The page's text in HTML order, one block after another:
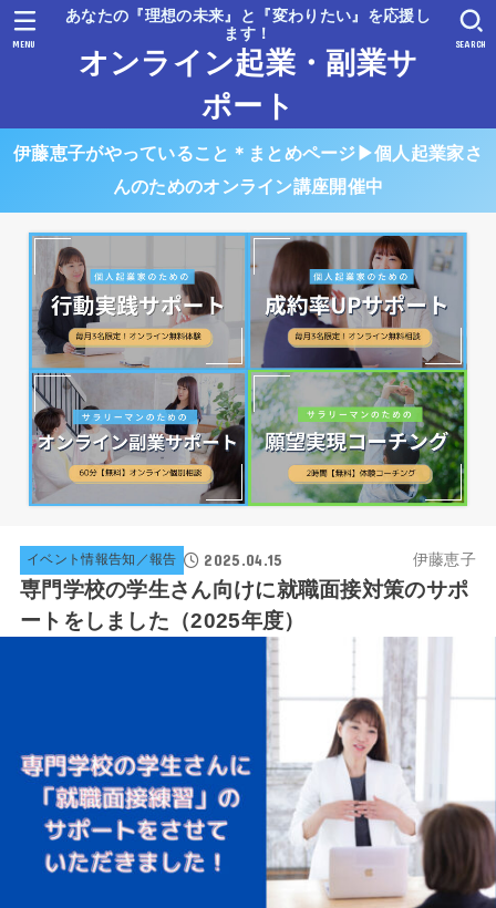
あなたの『理想の未来』と『変わりたい』を応援し
ます！
オンライン起業・副業サ
ポート
SEARCH
MENU
伊藤恵子がやっていること＊まとめページ▶︎個人起業家さ
んのためのオンライン講座開催中
イベント情報告知／報告 2025.04.15 伊藤恵子
専門学校の学生さん向けに就職面接対策のサポ
ートをしました（2025年度）